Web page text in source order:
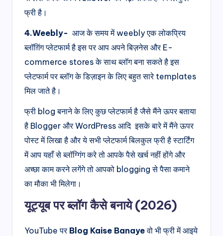
फ्री है।
4.Weebly- आज के समय में weebly एक लोकप्रिय
ब्लॉग़िंग प्लेटफार्म है इस पर आप अपने बिज़नेस और E-
commerce stores के साथ ब्लॉग बना सकते है इस
प्लेटफार्म पर ब्लॉग के डिज़ाइन के लिए बहुत सारे templates
मिल जाते है।
फ्री blog बनाने के लिए कुछ प्लेटफार्म है जैसे मैंने ऊपर बताया
है Blogger और WordPress आदि इसके बारे में मैंने ऊपर
पोस्ट में लिखा है और ये सभी प्लेटफार्म बिलकुल फ्री है स्टार्टिंग
में आप यहाँ से ब्लॉग्गिंग करे तो आपके पैसे खर्च नहीं होंगे और
अच्छा काम करने लगेंगे तो आपको blogging से पैसा कमाने
का मौका भी मिलेगा।
यूट्यूब पर ब्लॉग कैसे बनाये (2026)
YouTube पर Blog Kaise Banayeवो भी फ्री में आइये